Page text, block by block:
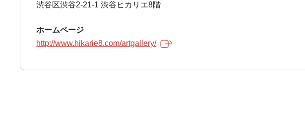
渋谷区渋谷2-21-1 渋谷ヒカリエ8階
ホームページ
http://www.hikarie8.com/artgallery/